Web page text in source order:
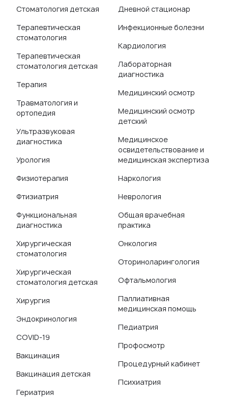
Стоматология детская
Терапевтическая
стоматология
Терапевтическая
стоматология детская
Терапия
Травматология и
ортопедия
Ультразвуковая
диагностика
Урология
Физиотерапия
Фтизиатрия
Функциональная
диагностика
Хирургическая
стоматология
Хирургическая
стоматология детская
Хирургия
Эндокринология
COVID-19
Вакцинация
Вакцинация детская
Гериатрия
Дневной стационар
Инфекционные болезни
Кардиология
Лабораторная
диагностика
Медицинский осмотр
Медицинский осмотр
детский
Медицинское
освидетельствование и
медицинская экспертиза
Наркология
Неврология
Общая врачебная
практика
Онкология
Оториноларингология
Офтальмология
Паллиативная
медицинская помощь
Педиатрия
Профосмотр
Процедурный кабинет
Психиатрия